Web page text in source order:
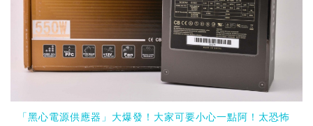
「黑心電源供應器」大爆發！大家可要小心一點阿！太恐怖